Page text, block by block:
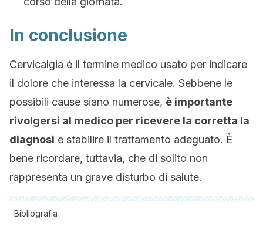
In conclusione
Cervicalgia è il termine medico usato per indicare
il dolore che interessa la cervicale. Sebbene le
possibili cause siano numerose, è importante
rivolgersi al medico per ricevere la corretta la
diagnosi e stabilire il trattamento adeguato. È
bene ricordare, tuttavia, che di solito non
rappresenta un grave disturbo di salute.
Bibliografia